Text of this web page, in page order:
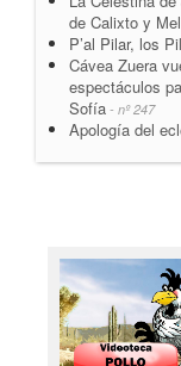
de Calixto y
P’al Pilar, los
Cávea Zuera
espectáculos
Sofía - nº 247
Apología del